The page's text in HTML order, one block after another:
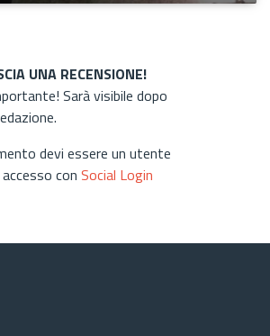
UNA RECENSIONE!
Sarà visibile dopo
devi essere un utente
con Social Login